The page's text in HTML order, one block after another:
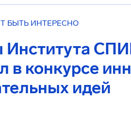
БЫТЬ ИНТЕРЕСНО
Института
в конкурсе
идей